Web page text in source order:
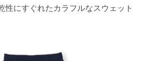
性にすぐれたカラフルなスウェット